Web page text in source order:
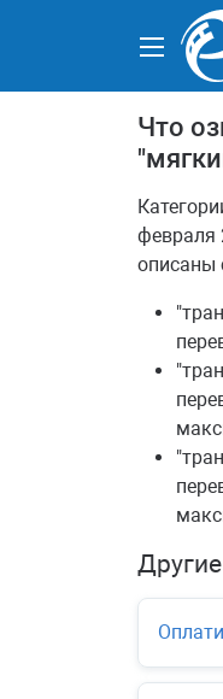
Что
февраля
описаны